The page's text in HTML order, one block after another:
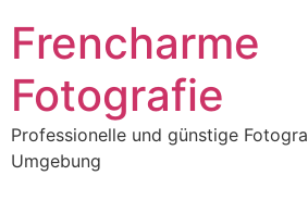
Frencharme
Fotografie
Professionelle und günstige
Umgebung